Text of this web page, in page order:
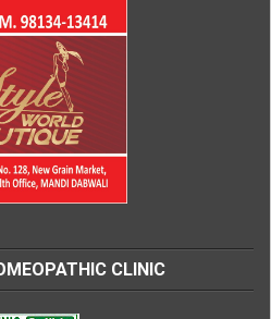
CLINIC